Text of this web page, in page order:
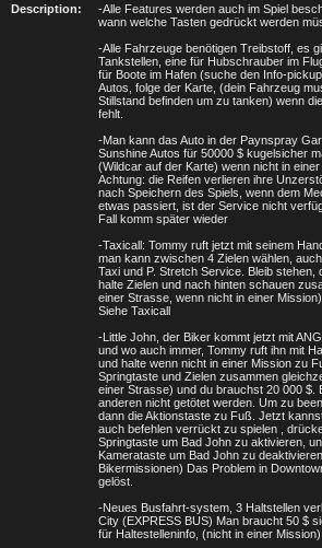
Description:
-Alle Features werden auch im Spiel
wann welche Tasten gedrückt werden
-Alle Fahrzeuge benötigen Treibstoff, es
Tankstellen, eine für Hubschrauber im
für Boote im Hafen (suche den Info-
Autos, folge der Karte, (dein Fahrzeug
Stillstand befinden um zu tanken) wenn
fehlt.
-Man kann das Auto in der Paynspray
Sunshine Autos für 50000 $ kugelsicher
(Wildcar auf der Karte) wenn nicht in
Achtung: die Reifen verlieren ihre
nach Speichern des Spiels, wenn dem
etwas passiert, ist der Service nicht
Fall komm später wieder
-Taxicall: Tommy ruft jetzt mit seinem
man kann zwischen 4 Zielen wählen,
Taxi und P. Stretch Service. Bleib stehen,
halte Zielen und nach hinten schauen
einer Strasse, wenn nicht in einer Mission)
Siehe Taxicall
-Little John, der Biker kommt jetzt mit
und wo auch immer, Tommy ruft ihn mit
und halte wenn nicht in einer Mission zu
Springtaste und Zielen zusammen
einer Strasse) und du brauchst 20 000 $.
anderen nicht getötet werden. Um zu
dann die Aktionstaste zu Fuß. Jetzt
auch befehlen verrückt zu spielen ,
Springtaste um Bad John zu aktivieren,
Kamerataste um Bad John zu
Bikermissionen) Das Problem in
gelöst.
-Neues Busfahrt-system, 3 Haltstellen
City (EXPRESS BUS) Man braucht 50 $
für Haltestelleninfo, (nicht in einer Mission)